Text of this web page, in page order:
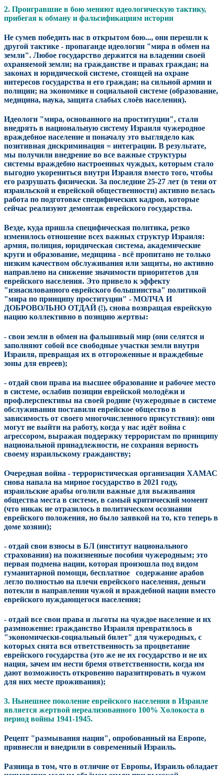
2. Проигравшие в бою меняют идеологическую тактику,
прибегая к обману и фальсификациям истории
Не сумев победить нас в открытом бою..., они перешли к
другой тактике - пропаганде идеологии "мира в обмен на
земли". Любое государство держится на владении своей
охраняемой земли; на гражданстве и правах граждан; на
законах и юридической системе, стоящей на охране
интересов государства и его граждан; на сильной армии и
полиции; на экономике и социальной системе (образование,
медицина, наука, защита слабых слоёв населения).
Идеологи "мира, основанного на проституции", стали
внедрять в национальную систему Израиля чужеродное
враждебное население и поначалу это выглядело как
позитивная дискриминация = интеграции. В результате,
мы получили внедрение во все важные структуры
системы враждебно настроенных чуждых, которым стало
выгодно укорениться внутри Израиля вместо того, чтобы
его разрушать физически. За последние 25-27 лет (в тени от
израильской и еврейской общественности) активно велась
работа по подготовке специфических кадров, которые
сейчас реализуют демонтаж еврейского государства.
Везде, куда пришла специфическая политика, резко
изменилось отношение всех важных структур Израиля:
армия, полиция, юридическая система, академические
круги и образование, медицина - всё пропитано не только
низким качеством обслуживания или защиты, но активно
направлено на снижение значимости приоритетов для
еврейского населения. Это привело к эффекту
"изнасилованного еврейского большинства" политикой
"мира по принципу проституции" - МОЛЧА И
ДОБРОВОЛЬНО ОТДАЙ (!), снова возвращая еврейскую
нацию коллективно в позицию жертвы:
- свои земли в обмен на фальшивый мир (они селятся и
заполняют собой все свободные участки земли внутри
Израиля, превращая их в отгороженные и враждебные
зоны для евреев);
- отдай свои права на высшее образование и рабочее место
в системе, ослабив позиции еврейской молодёжи и
проф.перспективы на своей родине (чужеродные в системе
обслуживания поставили еврейское общество в
зависимость от своего многочисленного присутствия): они
могут не выйти на работу, когда у нас идёт война с
агрессором, выражая поддержку террористам по принципу
национальной принадлежности, не сохраняя верность
своему израильскому гражданству;
Очередная война - террористическая организация ХАМАС
снова напала на мирное государство в 2021 году,
израильские арабы оголили важные для выживания
общества места в системе, в самый критический момент
(что никак не отразилось в политическом осознании
еврейского положения, но было заявкой на то, кто теперь в
доме хозяин);
- отдай свои взносы в БЛ (институт национального
страхования) на пожизненные пособия чужеродным; это
первая подмена нации, которая произошла под видом
гуманитарной помощи, бесплатное содержание арабов
легло полностью на плечи еврейского населения, деньги
потекли в направлении чужой и враждебной нации вместо
еврейского нуждающегося населения;
- отдай все свои права и льготы на чуждое население и их
размножение: гражданство Израиля превратилось в
"экономически-социальный билет" для чужеродных, с
которых снята вся ответственность за процветание
еврейского государства (это же не их государство и не их
нация, зачем им нести бремя ответственности, когда им
дают возможность откровенно паразитировать в чужом
для них месте проживания);
3. Нынешнее поколение еврейского населения в Израиле
является жертвой нереализованного 100% Холокоста в
период войны 1941-1945.
Рецепт "размывания нации", опробованный на Европе,
привнесли и внедрили в современный Израиль.
Разница в том, что в отличие от Европы, Израиль обладает